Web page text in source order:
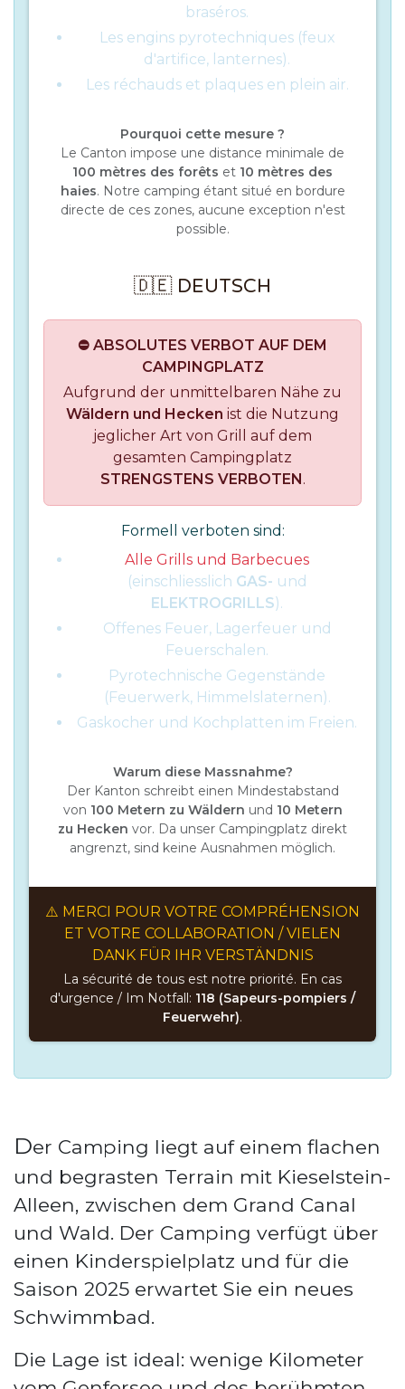
braséros.
Les engins pyrotechniques (feux
d'artifice, lanternes).
Les réchauds et plaques en plein air.
Pourquoi cette mesure ?
Le Canton impose une distance minimale de
100 mètres des forêts et 10 mètres des
haies. Notre camping étant situé en bordure
directe de ces zones, aucune exception n'est
possible.
🇩🇪 DEUTSCH
⛔ ABSOLUTES VERBOT AUF DEM
CAMPINGPLATZ
Aufgrund der unmittelbaren Nähe zu
Wäldern und Hecken ist die Nutzung
jeglicher Art von Grill auf dem
gesamten Campingplatz
STRENGSTENS VERBOTEN.
Formell verboten sind:
Alle Grills und Barbecues
(einschliesslich GAS- und
ELEKTROGRILLS).
Offenes Feuer, Lagerfeuer und
Feuerschalen.
Pyrotechnische Gegenstände
(Feuerwerk, Himmelslaternen).
Gaskocher und Kochplatten im Freien.
Warum diese Massnahme?
Der Kanton schreibt einen Mindestabstand
von 100 Metern zu Wäldern und 10 Metern
zu Hecken vor. Da unser Campingplatz direkt
angrenzt, sind keine Ausnahmen möglich.
⚠️ MERCI POUR VOTRE COMPRÉHENSION
ET VOTRE COLLABORATION / VIELEN
DANK FÜR IHR VERSTÄNDNIS
La sécurité de tous est notre priorité. En cas
d'urgence / Im Notfall: 118 (Sapeurs-pompiers /
Feuerwehr).
Der Camping liegt auf einem flachen
und begrasten Terrain mit Kieselstein-
Alleen, zwischen dem Grand Canal
und Wald. Der Camping verfügt über
einen Kinderspielplatz und für die
Saison 2025 erwartet Sie ein neues
Schwimmbad.
Die Lage ist ideal: wenige Kilometer